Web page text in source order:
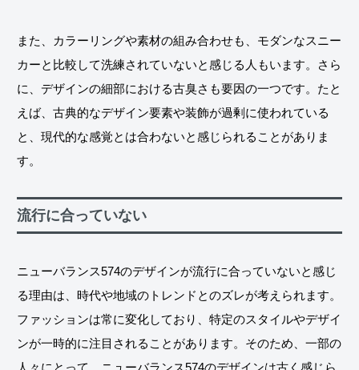
また、カラーリングや素材の組み合わせも、モダンなスニー
カーと比較して洗練されていないと感じる人もいます。さら
に、デザインの細部における古臭さも要因の一つです。たと
えば、古典的なデザイン要素や装飾が過剰に使われている
と、現代的な感覚とは合わないと感じられることがありま
す。
流行に合っていない
ニューバランス574のデザインが流行に合っていないと感じ
る理由は、時代や地域のトレンドとのズレが考えられます。
ファッションは常に変化しており、特定のスタイルやデザイ
ンが一時的に注目されることがあります。そのため、一部の
人々にとって、ニューバランス574のデザインは古く感じら